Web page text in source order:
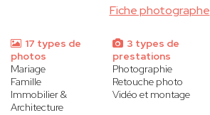
Fiche photographe
17 types de
photos
Mariage
Famille
Immobilier &
Architecture
3 types de
prestations
Photographie
Retouche photo
Vidéo et montage